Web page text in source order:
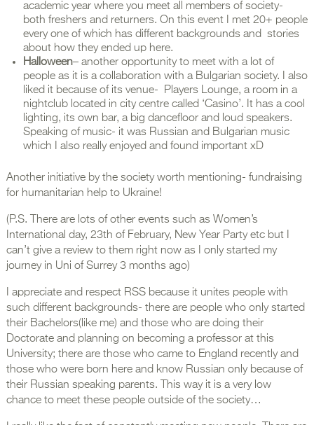
academic year where you meet all members of society-
both freshers and returners. On this event I met 20+ people
every one of which has different backgrounds and stories
about how they ended up here.
Halloween– another opportunity to meet with a lot of
people as it is a collaboration with a Bulgarian society. I also
liked it because of its venue- Players Lounge, a room in a
nightclub located in city centre called ‘Casino’. It has a cool
lighting, its own bar, a big dancefloor and loud speakers.
Speaking of music- it was Russian and Bulgarian music
which I also really enjoyed and found important xD
Another initiative by the society worth mentioning- fundraising
for humanitarian help to Ukraine!
(P.S. There are lots of other events such as Women’s
International day, 23th of February, New Year Party etc but I
can’t give a review to them right now as I only started my
journey in Uni of Surrey 3 months ago)
I appreciate and respect RSS because it unites people with
such different backgrounds- there are people who only started
their Bachelors(like me) and those who are doing their
Doctorate and planning on becoming a professor at this
University; there are those who came to England recently and
those who were born here and know Russian only because of
their Russian speaking parents. This way it is a very low
chance to meet these people outside of the society…